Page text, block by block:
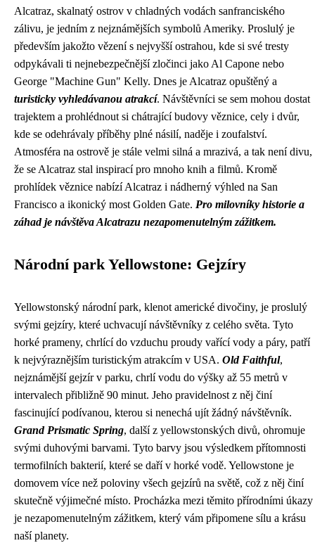
Alcatraz, skalnatý ostrov v chladných vodách sanfranciského
zálivu, je jedním z nejznámějších symbolů Ameriky. Proslulý je
především jakožto vězení s nejvyšší ostrahou, kde si své tresty
odpykávali ti nejnebezpečnější zločinci jako Al Capone nebo
George "Machine Gun" Kelly. Dnes je Alcatraz opuštěný a
turisticky vyhledávanou atrakcí. Návštěvníci se sem mohou dostat
trajektem a prohlédnout si chátrající budovy věznice, cely i dvůr,
kde se odehrávaly příběhy plné násilí, naděje i zoufalství.
Atmosféra na ostrově je stále velmi silná a mrazivá, a tak není divu,
že se Alcatraz stal inspirací pro mnoho knih a filmů. Kromě
prohlídek věznice nabízí Alcatraz i nádherný výhled na San
Francisco a ikonický most Golden Gate. Pro milovníky historie a
záhad je návštěva Alcatrazu nezapomenutelným zážitkem.
Národní park Yellowstone: Gejzíry
Yellowstonský národní park, klenot americké divočiny, je proslulý
svými gejzíry, které uchvacují návštěvníky z celého světa. Tyto
horké prameny, chrlící do vzduchu proudy vařící vody a páry, patří
k nejvýraznějším turistickým atrakcím v USA. Old Faithful,
nejznámější gejzír v parku, chrlí vodu do výšky až 55 metrů v
intervalech přibližně 90 minut. Jeho pravidelnost z něj činí
fascinující podívanou, kterou si nenechá ujít žádný návštěvník.
Grand Prismatic Spring, další z yellowstonských divů, ohromuje
svými duhovými barvami. Tyto barvy jsou výsledkem přítomnosti
termofilních bakterií, které se daří v horké vodě. Yellowstone je
domovem více než poloviny všech gejzírů na světě, což z něj činí
skutečně výjimečné místo. Procházka mezi těmito přírodními úkazy
je nezapomenutelným zážitkem, který vám připomene sílu a krásu
naší planety.